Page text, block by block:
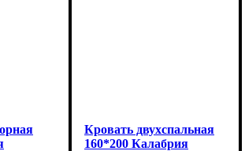
Кровать двухспальная
160*200 Калабрия